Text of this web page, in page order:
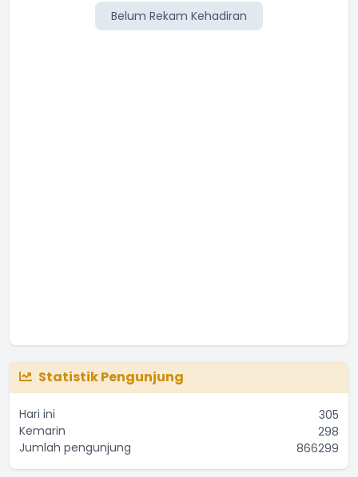
Belum Rekam Kehadiran
Statistik Pengunjung
Hari ini
305
Kemarin
298
Jumlah pengunjung
866299